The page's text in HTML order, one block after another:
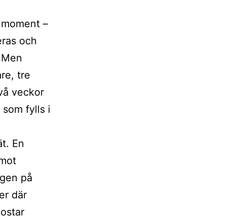
–
och
tre
veckor
fylls i
En
på
där